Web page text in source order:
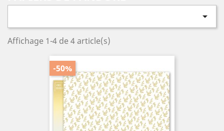

Affichage 1-4 de 4 article(s)
-50%